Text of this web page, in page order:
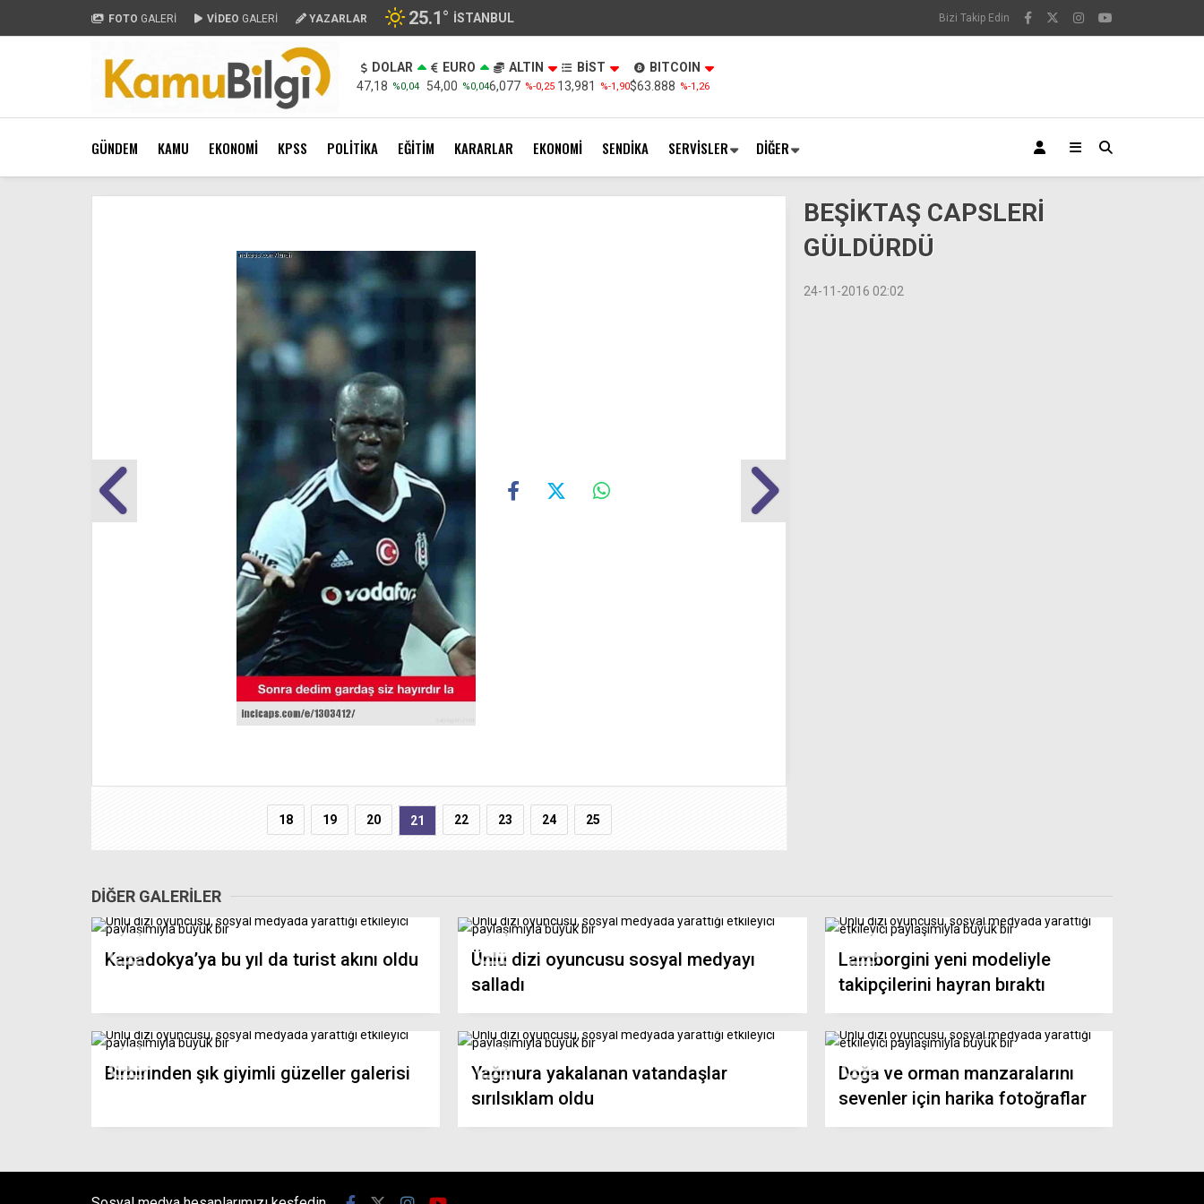
FOTO GALERİ VİDEO GALERİ YAZARLAR 25.1° İSTANBUL Bizi Takip Edin
DOLAR
47,18 %0,04
EURO
54,00 %0,04
ALTIN
6,077 %-0,25
BİST
13,981
%-1,90
BITCOIN
$63.888 %-1,26
GÜNDEM KAMU EKONOMİ KPSS POLİTİKA EĞİTİM KARARLAR EKONOMİ SENDİKA SERVİSLER DİĞER
18 19 20 21 22 23 24 25
BEŞİKTAŞ CAPSLERİ
GÜLDÜRDÜ
24-11-2016 02:02
DİĞER GALERİLER
Kapadokya’ya bu yıl da turist akını oldu
Ünlü dizi oyuncusu sosyal medyayı
salladı
Lamborgini yeni modeliyle
takipçilerini hayran bıraktı
Birbirinden şık giyimli güzeller galerisi
Yağmura yakalanan vatandaşlar
sırılsıklam oldu
Doğa ve orman manzaralarını
sevenler için harika fotoğraflar